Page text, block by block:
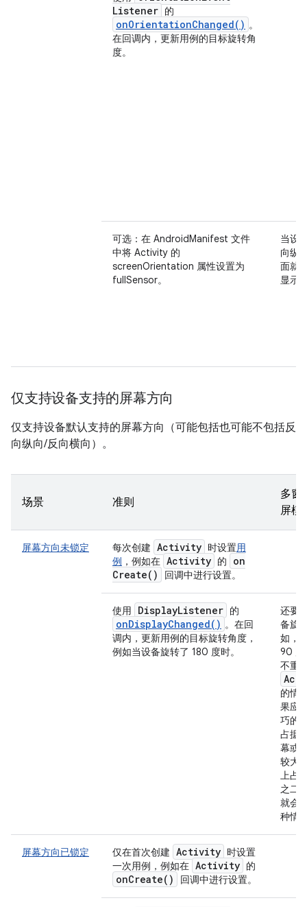
Listener 的
onOrientationChanged() 。
在回调内，更新用例的目标旋转角
度。
可选：在 AndroidManifest 文件
中将 Activity 的
screenOrientation 属性设置为
fullSensor。
当设
向纵
面就
显示
仅支持设备支持的屏幕方向
仅支持设备默认支持的屏幕方向（可能包括也可能不包括反
向纵向/反向横向）。
场景 准则
多窗
屏模
屏幕方向未锁定 每次创建 Activity 时设置用
例 ，例如在 Activity 的
on
Create( ) 回调中进行设置。
使用 DisplayListener 的
onDisplayChanged() 。在回
调内，更新用例的目标旋转角度，
例如当设备旋转了 180 度时。
还要
备旋
如，
90 度
不重
的情
果应
巧的
占据
幕或
较大
上占
之二
就会
种情
屏幕方向已锁定 仅在首次创建 Activity 时设置
一次用例，例如在 Activity 的
onCreate( ) 回调中进行设置。